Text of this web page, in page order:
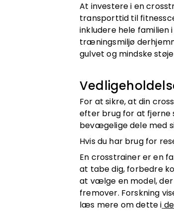
At investere i en
transporttid til
inkludere hele
træningsmiljø
gulvet og mindske
For at sikre, at din
efter brug for at fjerne
bevægelige dele med
Hvis du har brug for
En crosstrainer er en
at tabe dig, forbedre
at vælge en model, der
fremover. Forskning
læs mere om dette i